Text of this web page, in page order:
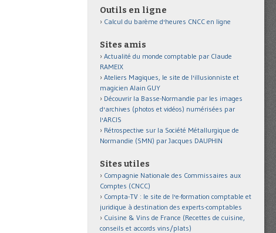
Outils en ligne
Calcul du barème d'heures CNCC en ligne
Sites amis
Actualité du monde comptable par Claude
RAMEIX
Ateliers Magiques, le site de l'illusionniste et
magicien Alain GUY
Découvrir la Basse-Normandie par les images
d'archives (photos et vidéos) numérisées par
l'ARCIS
Rétrospective sur la Société Métallurgique de
Normandie (SMN) par Jacques DAUPHIN
Sites utiles
Compagnie Nationale des Commissaires aux
Comptes (CNCC)
Compta-TV : le site de l'e-formation comptable et
juridique à destination des experts-comptables
Cuisine & Vins de France (Recettes de cuisine,
conseils et accords vins/plats)